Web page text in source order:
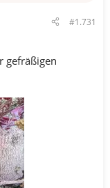
#1.731
gefräßigen